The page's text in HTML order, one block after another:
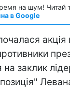
на шум! Читай
в Google
на заклик